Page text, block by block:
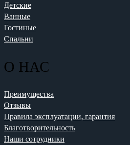
Детские
Ванные
Гостиные
Спальни
О НАС
Преимущества
Отзывы
Правила эксплуатации, гарантия
Благотворительность
Наши сотрудники